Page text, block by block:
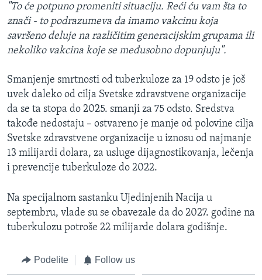
"To će potpuno promeniti situaciju. Reći ću vam šta to
znači - to podrazumeva da imamo vakcinu koja
savršeno deluje na različitim generacijskim grupama ili
nekoliko vakcina koje se međusobno dopunjuju".
Smanjenje smrtnosti od tuberkuloze za 19 odsto je još
uvek daleko od cilja Svetske zdravstvene organizacije
da se ta stopa do 2025. smanji za 75 odsto. Sredstva
takođe nedostaju – ostvareno je manje od polovine cilja
Svetske zdravstvene organizacije u iznosu od najmanje
13 milijardi dolara, za usluge dijagnostikovanja, lečenja
i prevencije tuberkuloze do 2022.
Na specijalnom sastanku Ujedinjenih Nacija u
septembru, vlade su se obavezale da do 2027. godine na
tuberkulozu potroše 22 milijarde dolara godišnje.
Podelite Follow us